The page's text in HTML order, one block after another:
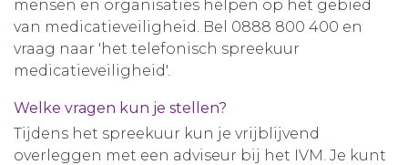
mensen en organisaties helpen op het gebied
van medicatieveiligheid. Bel 0888 800 400 en
vraag naar 'het telefonisch spreekuur
medicatieveiligheid'.
Welke vragen kun je stellen?
Tijdens het spreekuur kun je vrijblijvend
overleggen met een adviseur bij het IVM. Je kunt